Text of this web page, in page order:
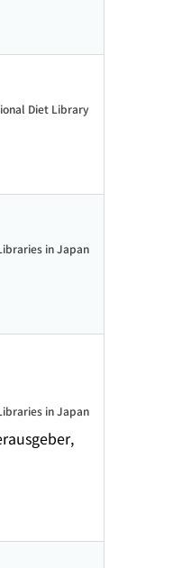
Diet Library
in Japan
in Japan